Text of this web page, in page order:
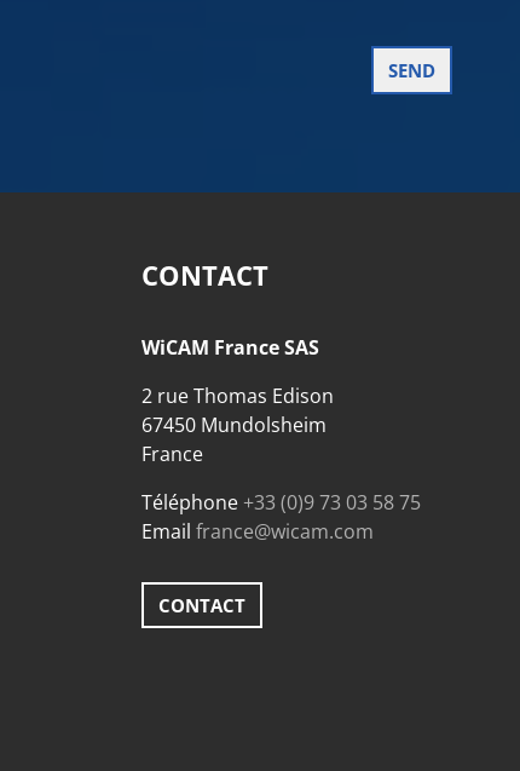
CONTACT
WiCAM France SAS
2 rue Thomas Edison
67450 Mundolsheim
France
Téléphone+33 (0)9 73 03 58 75
Email france@wicam.com
CONTACT